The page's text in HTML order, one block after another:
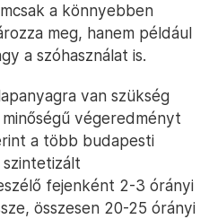
a könnyebben
meg, hanem például
a szóhasználat is.
van szükség
végeredményt
a több budapesti
fejenként 2-3 órányi
összesen 20-25 órányi